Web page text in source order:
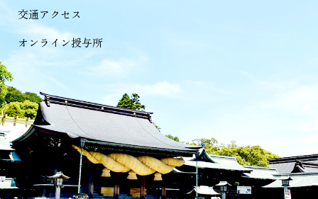
交通アクセス
オンライン授与所